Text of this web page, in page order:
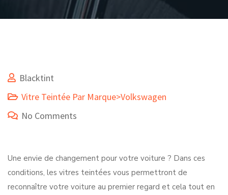
Blacktint
Vitre Teintée Par Marque>Volkswagen
No Comments
Une envie de changement pour votre voiture ? Dans ces
conditions, les vitres teintées vous permettront de
reconnaître votre voiture au premier regard et cela tout en